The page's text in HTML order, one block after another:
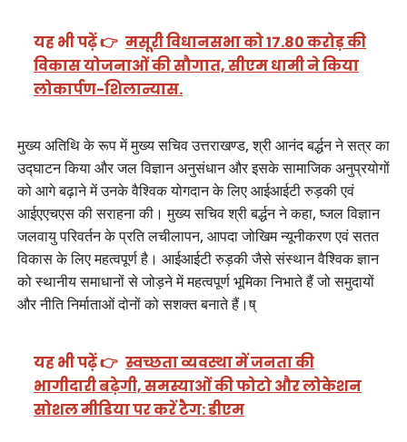
यह भी पढ़ें 👉 मसूरी विधानसभा को 17.80 करोड़ की
विकास योजनाओं की सौगात, सीएम धामी ने किया
लोकार्पण-शिलान्यास.
मुख्य अतिथि के रूप में मुख्य सचिव उत्तराखण्ड, श्री आनंद बर्द्धन ने सत्र का
उद्घाटन किया और जल विज्ञान अनुसंधान और इसके सामाजिक अनुप्रयोगों
को आगे बढ़ाने में उनके वैश्विक योगदान के लिए आईआईटी रुड़की एवं
आईएएचएस की सराहना की। मुख्य सचिव श्री बर्द्धन ने कहा, ष्जल विज्ञान
जलवायु परिवर्तन के प्रति लचीलापन, आपदा जोखिम न्यूनीकरण एवं सतत
विकास के लिए महत्वपूर्ण है। आईआईटी रुड़की जैसे संस्थान वैश्विक ज्ञान
को स्थानीय समाधानों से जोड़ने में महत्वपूर्ण भूमिका निभाते हैं जो समुदायों
और नीति निर्माताओं दोनों को सशक्त बनाते हैं।ष्
यह भी पढ़ें 👉 स्वच्छता व्यवस्था में जनता की
भागीदारी बढ़ेगी, समस्याओं की फोटो और लोकेशन
सोशल मीडिया पर करें टैग: डीएम